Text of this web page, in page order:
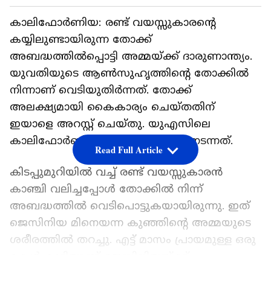
കാലിഫോർണിയ: രണ്ട് വയസ്സുകാരന്‍റെ
കയ്യിലുണ്ടായിരുന്ന തോക്ക്
അബദ്ധത്തിൽപ്പൊട്ടി അമ്മയ്ക്ക് ദാരുണാന്ത്യം.
യുവതിയുടെ ആണ്‍സുഹൃത്തിന്‍റെ തോക്കിൽ
നിന്നാണ് വെടിയുതിർന്നത്. തോക്ക്
അലക്ഷ്യമായി കൈകാര്യം ചെയ്തതിന്
ഇയാളെ അറസ്റ്റ് ചെയ്തു. യുഎസിലെ
കാലിഫോർണിയയിലാണ് സംഭവം നടന്നത്.
കിടപ്പുമുറിയിൽ വച്ച് രണ്ട് വയസ്സുകാരൻ
കാഞ്ചി വലിച്ചപ്പോൾ തോക്കിൽ നിന്ന്
അബദ്ധത്തിൽ വെടിപൊട്ടുകയായിരുന്നു. ഇത്
ജെസിനിയ മിനെയന്ന കുഞ്ഞിന്റെ അമ്മയുടെ
ശരീരത്തിൽ തറച്ചു. എട്ട് മാസം പ്രായമുള്ള ഒരു
Read Full Article